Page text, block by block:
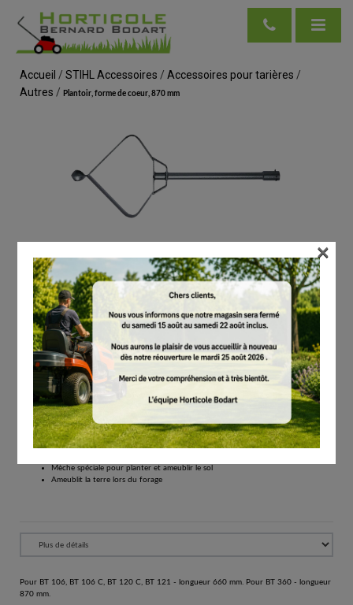
Accueil / STIHL Accessoires / Accessoires pour tarières /
Autres / Plantoir, forme de coeur, 870 mm
STIHL
Plantoir, forme de coeur, 870 mm
# 44400004200
Autres
255.00
Tous les prix comprennent la TVA de 21%.
Réserver
Pour BT 106, BT 106 C, BT 120 C, BT 121 - longueur 660 mm. Pour BT 360 - longueur
870 mm.
Mèche spéciale pour planter et ameublir le sol
Ameublit la terre lors du forage
Pour BT 106, BT 106 C, BT 120 C, BT 121 - longueur 660 mm. Pour BT 360 - longueur
870 mm.
×